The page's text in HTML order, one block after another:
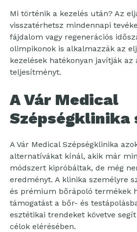
Mi történik a kezelés után? Az
visszatérhetsz mindennapi
fájdalom vagy regenerációs
olimpikonok is alkalmazzák az
kezelések hatékonyan javítják az
teljesítményt.
A Vár Medical
Szépségklinika
A Vár Medical Szépségklinika
alternatívákat kínál, akik már
módszert kipróbáltak, de még
eredményt. A klinika személyre
és prémium bőrápoló termékek
támogatást a bőr- és
esztétikai trendeket követve
célok elérésében.